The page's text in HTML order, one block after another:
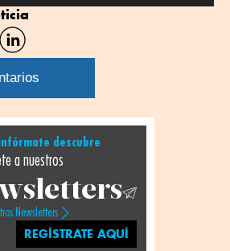
Compartir
por
Linkedin
descubre
a nuestros
Newsletters
REGÍSTRATE AQUÍ